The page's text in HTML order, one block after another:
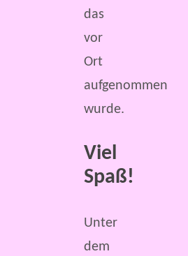
das
vor
Ort
aufgenommen
wurde.
Viel
Spaß!
Unter
dem